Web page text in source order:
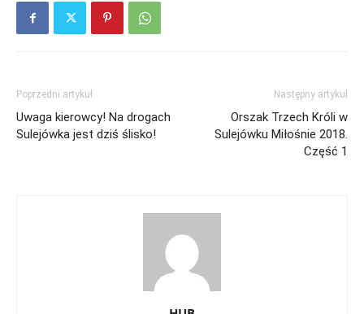
Poprzedni artykuł
Uwaga kierowcy! Na drogach
Sulejówka jest dziś ślisko!
Następny artykuł
Orszak Trzech Króli w
Sulejówku Miłośnie 2018.
Część 1